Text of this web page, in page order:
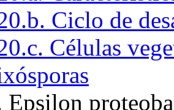
Ciclo de
Células
Epsilon